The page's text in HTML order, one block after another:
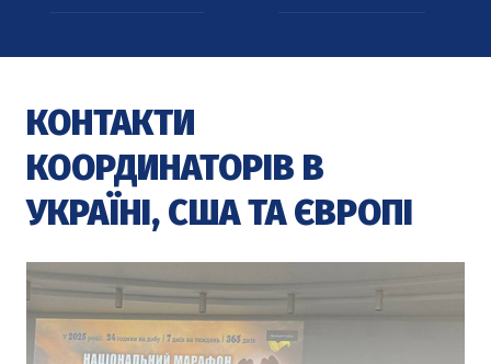
КОНТАКТИ
КООРДИНАТОРІВ В
УКРАЇНІ, США ТА ЄВРОПІ